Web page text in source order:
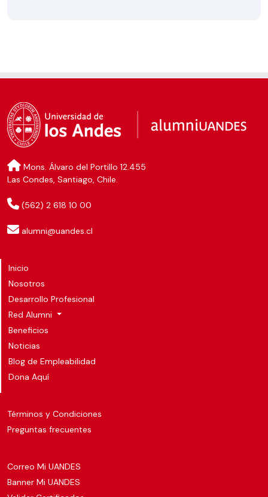
Mons. Álvaro del Portillo 12.455
Las Condes, Santiago, Chile.
(562) 2 618 10 00
alumni@uandes.cl
Inicio
Nosotros
Desarrollo Profesional
Red Alumni
Beneficios
Noticias
Blog de Empleabilidad
Dona Aquí
Términos y Condiciones
Preguntas frecuentes
Correo Mi UANDES
Banner Mi UANDES